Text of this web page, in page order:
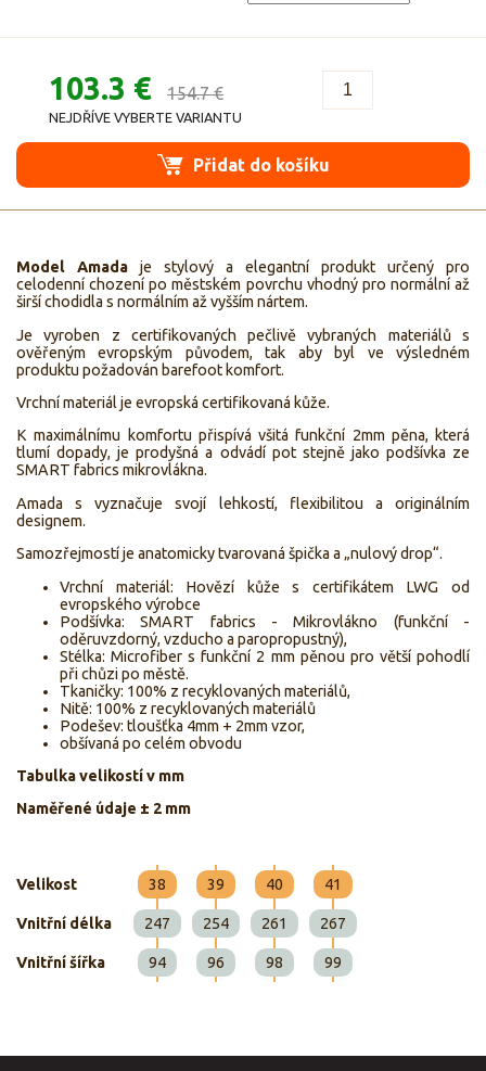
103.3 € 154.7 €
NEJDŘÍVE VYBERTE VARIANTU
Přidat do košíku
Model Amada je stylový a elegantní produkt určený pro
celodenní chození po městském povrchu vhodný pro normální až
širší chodidla s normálním až vyšším nártem.
Je vyroben z certifikovaných pečlivě vybraných materiálů s
ověřeným evropským původem, tak aby byl ve výsledném
produktu požadován barefoot komfort.
Vrchní materiál je evropská certifikovaná kůže.
K maximálnímu komfortu přispívá všitá funkční 2mm pěna, která
tlumí dopady, je prodyšná a odvádí pot stejně jako podšívka ze
SMART fabrics mikrovlákna.
Amada s vyznačuje svojí lehkostí, flexibilitou a originálním
designem.
Samozřejmostí je anatomicky tvarovaná špička a „nulový drop“.
Vrchní materiál:
Hovězí kůže s certifikátem LWG
od
evropského výrobce
Podšívka:
SMART fabrics
- Mikrovlákno (funkční -
oděruvzdorný, vzducho a paropropustný),
Stélka: Microfiber s funkční 2 mm pěnou pro větší pohodlí
při chůzi po městě.
Tkaničky: 100% z recyklovaných materiálů,
Nitě: 100% z recyklovaných materiálů
Podešev: tloušťka 4mm + 2mm vzor,
obšívaná po celém obvodu
Tabulka velikostí v mm
Naměřené údaje ± 2 mm
Velikost 38 39 40 41
Vnitřní délka 247 254 261 267
Vnitřní šířka 94 96 98 99